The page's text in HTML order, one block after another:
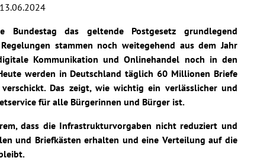
Bundestag das geltende Postgesetz grundlegend
stammen noch weitegehend aus dem Jahr
Kommunikation und Onlinehandel noch in den
werden in Deutschland täglich 60 Millionen Briefe
Das zeigt, wie wichtig ein verlässlicher und
für alle Bürgerinnen und Bürger ist.
dass die Infrastrukturvorgaben nicht reduziert und
und Briefkästen erhalten und eine Verteilung auf die